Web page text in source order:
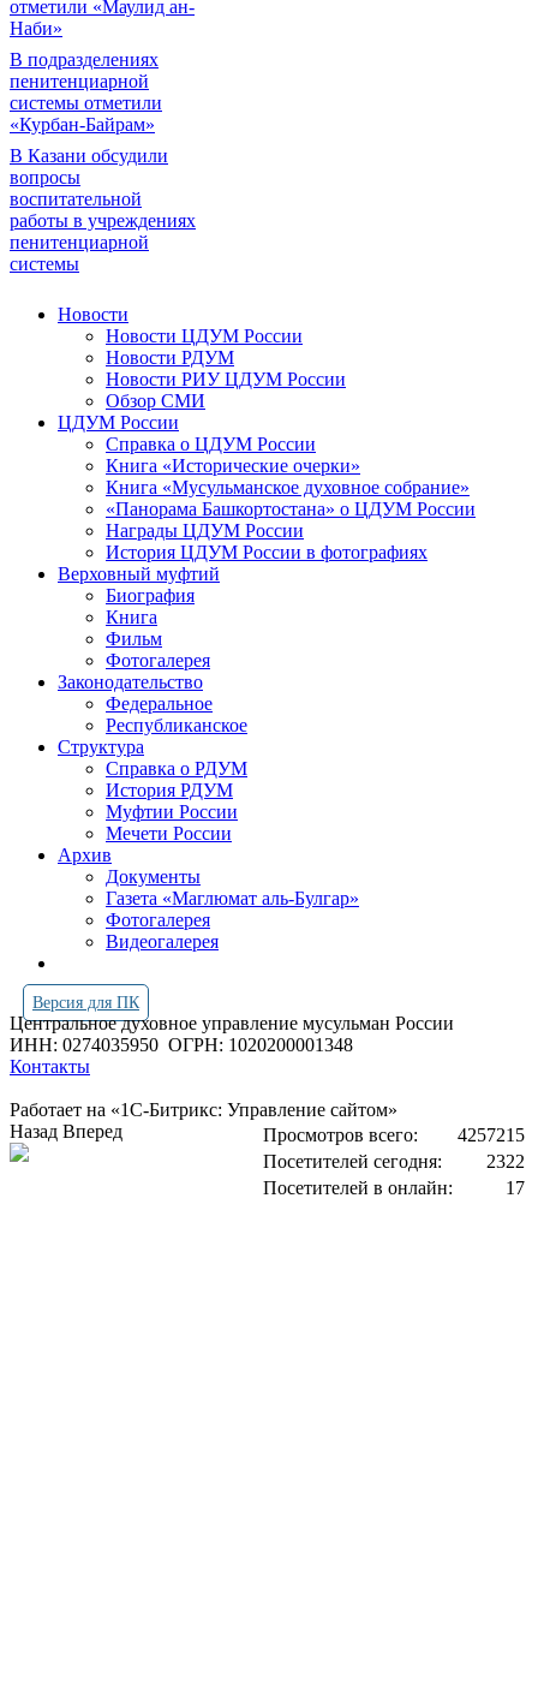
отметили «Маулид ан-
Наби»
В подразделениях
пенитенциарной
системы отметили
«Курбан-Байрам»
В Казани обсудили
вопросы
воспитательной
работы в учреждениях
пенитенциарной
системы
Новости
Новости ЦДУМ России
Новости РДУМ
Новости РИУ ЦДУМ России
Обзор СМИ
ЦДУМ России
Справка о ЦДУМ России
Книга «Исторические очерки»
Книга «Мусульманское духовное собрание»
«Панорама Башкортостана» о ЦДУМ России
Награды ЦДУМ России
История ЦДУМ России в фотографиях
Верховный муфтий
Биография
Книга
Фильм
Фотогалерея
Законодательство
Федеральное
Республиканское
Структура
Справка о РДУМ
История РДУМ
Муфтии России
Мечети России
Архив
Документы
Газета «Маглюмат аль-Булгар»
Фотогалерея
Видеогалерея
Версия для ПК
Центральное духовное управление мусульман России
ИНН: 0274035950 ОГРН: 1020200001348
Контакты
Работает на «1С-Битрикс: Управление сайтом»
Просмотров всего:
4257215
Посетителей сегодня:
2322
Посетителей в онлайн:
17
Назад Вперед